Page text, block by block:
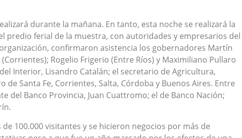
durante la mañana. En tanto, esta noche se realizará la
predio ferial de la muestra, con autoridades y empresarios del
confirmaron asistencia los gobernadores Martín
Rogelio Frigerio (Entre Ríos) y Maximiliano Pullaro
Interior, Lisandro Catalán; el secretario de Agricultura,
de Santa Fe, Corrientes, Salta, Córdoba y Buenos Aires. Entre
del Banco Provincia, Juan Cuattromo; el de Banco Nación;
100.000 visitantes y se hicieron negocios por más de